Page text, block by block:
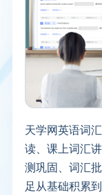
天学网英语词
读、课上词汇
测巩固、词汇
足从基础积累